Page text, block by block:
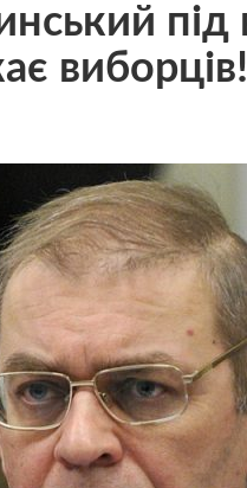
під
виборців!